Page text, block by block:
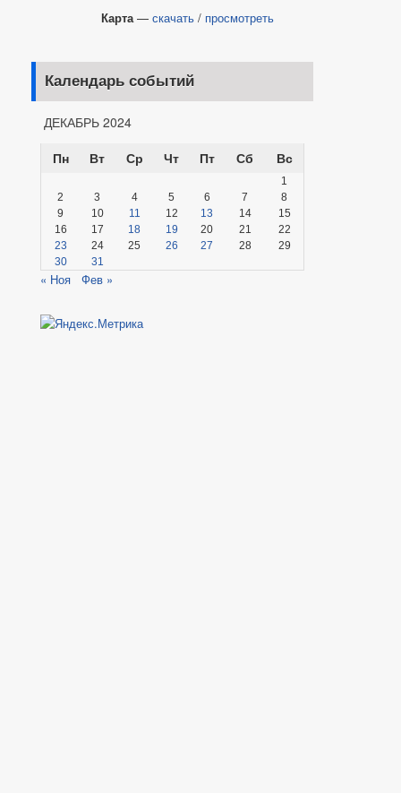
Карта— скачать / просмотреть
Календарь событий
ДЕКАБРЬ 2024
Пн
Вт Ср Чт Пт Сб Вс
1
2
3 4 5 6 7
8
9
10 11 12 13 14
15
16
17 18 19 20 21
22
23
24 25 26 27 28
29
30
31
« Ноя Фев »